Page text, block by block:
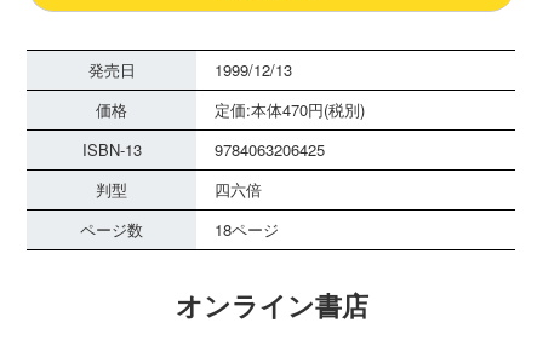
発売日
1999/12/13
価格
定価:本体470円(税別)
ISBN-13
9784063206425
判型
四六倍
ページ数
18ページ
オンライン書店